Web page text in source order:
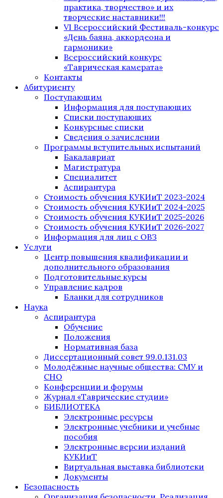
практика, творчество» и их
творческие наставники!!!
VI Всероссийский Фестиваль-конкурс
«День баяна, аккордеона и
гармоники»
Всероссийский конкурс
«Таврическая камерата»
Контакты
Абитуриенту
Поступающим
Информация для поступающих
Списки поступающих
Конкурсные списки
Сведения о зачислении
Программы вступительных испытаний
Бакалавриат
Магистратура
Специалитет
Аспирантура
Стоимость обучения КУКИиТ 2023-2024
Стоимость обучения КУКИиТ 2024-2025
Стоимость обучения КУКИиТ 2025-2026
Стоимость обучения КУКИиТ 2026-2027
Информация для лиц с ОВЗ
Услуги
Центр повышения квалификации и
дополнительного образования
Подготовительные курсы
Управление кадров
Бланки для сотрудников
Наука
Аспирантура
Обучение
Положения
Нормативная база
Диссертационный совет 99.0.131.03
Молодёжные научные общества: СМУ и
СНО
Конференции и форумы
Журнал «Таврические студии»
БИБЛИОТЕКА
Электронные ресурсы
Электронные учебники и учебные
пособия
Электронные версии изданий
КУКИиТ
Виртуальная выставка библиотеки
Документы
Безопасность